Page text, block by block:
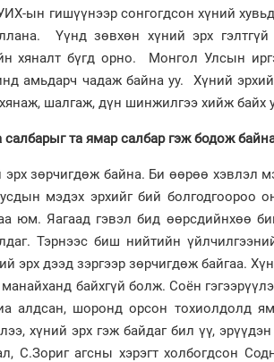
ын гишүүнээр сонгогдсон хүний
Үүнд зөвхөн хүний эрх гэлтгүй
хяналт бүгд орно. Монгол Улсын
амьдарч чадаж байна уу. Хүний
шалгаж, дүн шинжилгээ хийж байх
та ямар салбар гэж бодож
эрх зөрчигдөж байна. Би өөрөө хэвлэл
мэдэх эрхийг бий болгодгоороо
юм. Яагаад гэвэл бид өөрсдийнхөө
Тэрнээс биш нийтийн
эрх дээд зэргээр зөрчигдөж байгаа.
манайханд байхгүй болж. Соён
алдсан, шоронд орсон тохиолдолд
хүний эрх гэж байдаг бил үү,
С.Зориг агсны хэрэгт холбогдсон